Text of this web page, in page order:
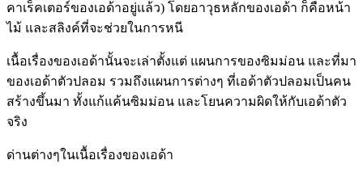
คาเร็คเตอร์ของเอด้าอยู่แล้ว) โดยอาวุธหลักของเอด้า ก็คือหน้า
ไม้ และสลิงค์ที่จะช่วยในการหนี
เนื้อเรื่องของเอด้านั้นจะเล่าตั้งแต่ แผนการของซิมม่อน และที่มา
ของเอด้าตัวปลอม รวมถึงแผนการต่างๆ ที่เอด้าตัวปลอมเป็นคน
สร้างขึ้นมา ทั้งแก้แค้นซิมม่อน และโยนความผิดให้กับเอด้าตัว
จริง
ด่านต่างๆในเนื้อเรื่องของเอด้า